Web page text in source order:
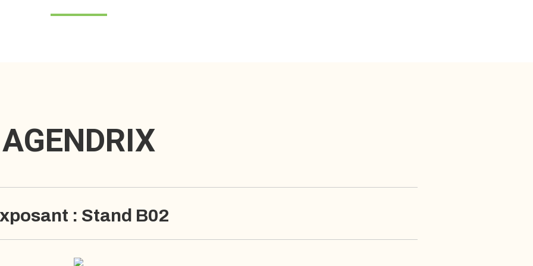
AGENDRIX
: Stand B02